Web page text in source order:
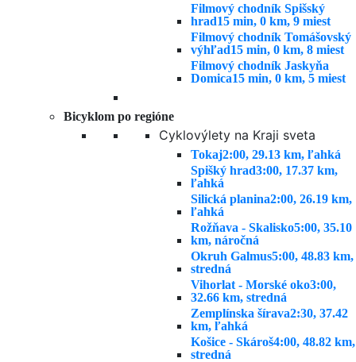
Filmový chodník Spišský
hrad15 min, 0 km, 9 miest
Filmový chodník Tomášovský
výhľad15 min, 0 km, 8 miest
Filmový chodník Jaskyňa
Domica15 min, 0 km, 5 miest
Bicyklom po regióne
Cyklovýlety na Kraji sveta
Tokaj2:00, 29.13 km, ľahká
Spišký hrad3:00, 17.37 km,
ľahká
Silická planina2:00, 26.19 km,
ľahká
Rožňava - Skalisko5:00, 35.10
km, náročná
Okruh Galmus5:00, 48.83 km,
stredná
Vihorlat - Morské oko3:00,
32.66 km, stredná
Zemplínska šírava2:30, 37.42
km, ľahká
Košice - Skároš4:00, 48.82 km,
stredná